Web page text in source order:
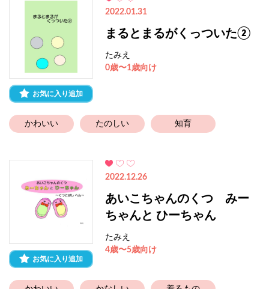
お気に入り追加
2022.01.31
まるとまるがくっついた②
たみえ
0歳〜1歳向け
かわいい たのしい 知育
お気に入り追加
2022.12.26
あいこちゃんのくつ みー
ちゃんと ひーちゃん
たみえ
4歳〜5歳向け